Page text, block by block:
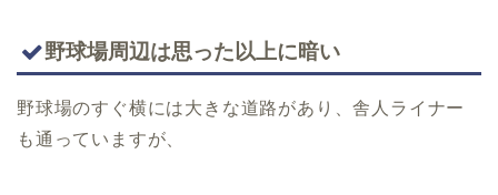
野球場周辺は思った以上に暗い
野球場のすぐ横には大きな道路があり、舎人ライナー
も通っていますが、